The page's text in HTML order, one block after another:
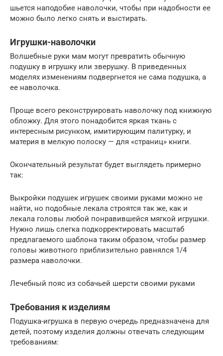
шьется наподобие наволочки, чтобы при надобности ее
можно было легко снять и выстирать.
Игрушки-наволочки
Волшебные руки мам могут превратить обычную
подушку в игрушку или зверушку. В приведенных
моделях изменениям подвергнется не сама подушка, а
ее наволочка.
Проще всего реконструировать наволочку под книжную
обложку. Для этого понадобится яркая ткань с
интересным рисунком, имитирующим палитурку, и
материя в мелкую полоску — для «страниц» книги.
Окончательный результат будет выглядеть примерно
так:
Выкройки подушек игрушек своими руками можно не
найти, но подобные лекала строятся так же, как и
лекала головы любой понравившейся мягкой игрушки.
Нужно лишь слегка подкорректировать масштаб
предлагаемого шаблона таким образом, чтобы размер
головы животного приблизительно равнялся 1/4
размера наволочки.
Лечебный пояс из собачьей шерсти своими руками
Требования к изделиям
Подушка-игрушка в первую очередь предназначена для
детей, поэтому изделия должны отвечать следующим
требованиям: